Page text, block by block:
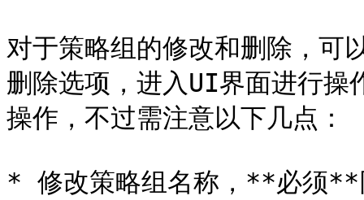
对于策略组的修改和删除，可
删除选项，进入UI界面进行
操作，不过需注意以下几点：
* 修改策略组名称，**必须**